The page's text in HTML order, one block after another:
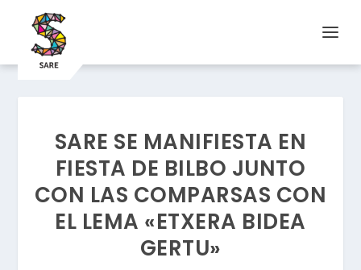
SARE SE MANIFIESTA EN
FIESTA DE BILBO JUNTO
CON LAS COMPARSAS CON
EL LEMA «ETXERA BIDEA
GERTU»